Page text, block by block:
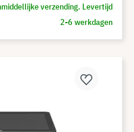
verzending. Levertijd
2-6 werkdagen